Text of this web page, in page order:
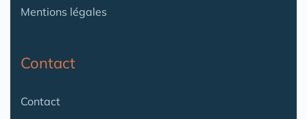
Mentions légales
Contact
Contact